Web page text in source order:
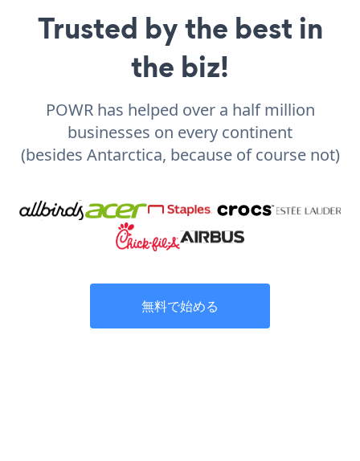
Trusted by the best in
the biz!
POWR has helped over a half million
businesses on every continent
(besides Antarctica, because of course not)
無料で始める